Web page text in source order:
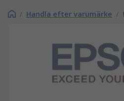
/ Handla efter varumärke /